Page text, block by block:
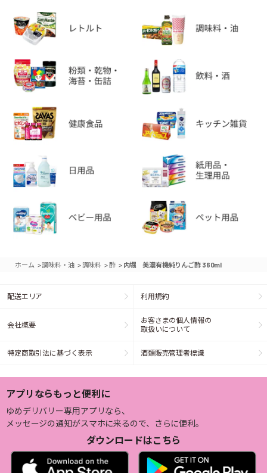
ホーム >調味料・油 >調味料 >酢 > 内堀 美濃有機純りんご酢 360ml
配送エリア 利用規約
会社概要
お客さまの個人情報の
取扱いについて
特定商取引法に基づく表示 酒類販売管理者標識
アプリならもっと便利に
ゆめデリバリー専用アプリなら、
メッセージの通知がスマホに来るので、さらに便利。
ダウンロードはこちら